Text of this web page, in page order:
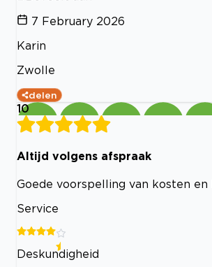
7 February 2026
Karin
Zwolle
delen
10
Altijd volgens afspraak
Goede voorspelling van kosten
Service
Deskundigheid